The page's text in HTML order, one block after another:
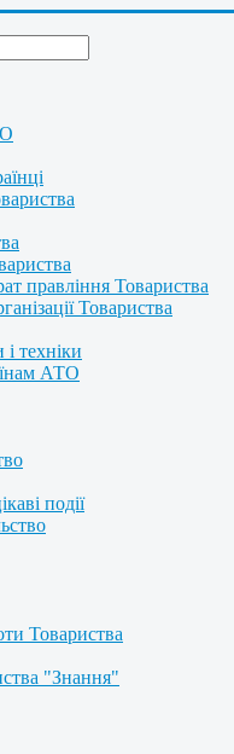
правління Товариства
Товариства
техніки
АТО
події
Товариства
"Знання"